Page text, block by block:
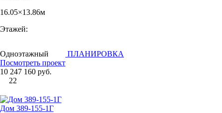
16.05×13.86м
Этажей:
Одноэтажный
ПЛАНИРОВКА
Посмотреть проект
10 247 160 руб.
22
Дом 389-155-1Г